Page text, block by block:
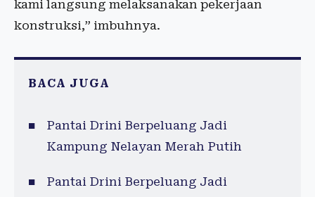
kami langsung melaksanakan pekerjaan
konstruksi,” imbuhnya.
BACA JUGA
Pantai Drini Berpeluang Jadi
Kampung Nelayan Merah Putih
Pantai Drini Berpeluang Jadi